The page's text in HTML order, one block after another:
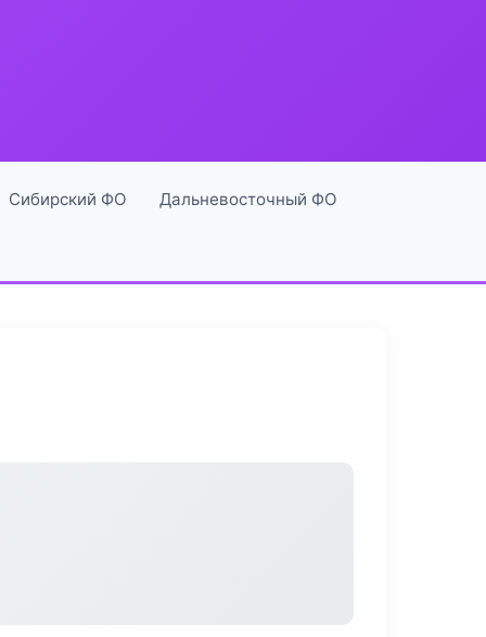
Сибирский ФО Дальневосточный ФО